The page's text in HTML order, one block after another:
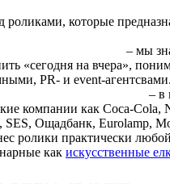
роликами, которые
– мы
«сегодня на вчера»,
PR- и event-
– в
компании как Coca-Cola,
Ощадбанк, Eurolamp,
ролики практически
как искусственные